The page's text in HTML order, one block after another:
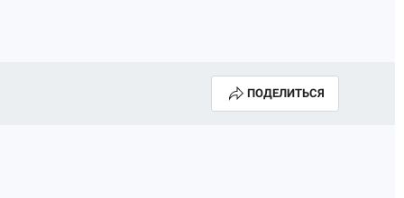
ПОДЕЛИТЬСЯ